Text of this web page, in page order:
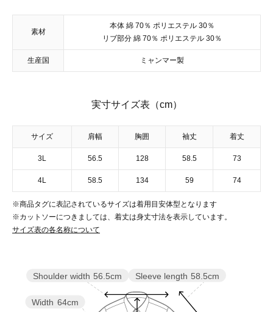
素材
本体 綿 70％ ポリエステル 30％
リブ部分 綿 70％ ポリエステル 30％
生産国 ミャンマー製
実寸サイズ表（cm）
サイズ 肩幅 胸囲 袖丈 着丈
3L 56.5 128 58.5 73
4L 58.5 134 59 74
※商品タグに表記されているサイズは着用目安体型となります
※カットソーにつきましては、着丈は身丈寸法を表示しています。
サイズ表の各名称について
Sleeve length 58.5cm
Width 64cm
Shoulder width 56.5cm